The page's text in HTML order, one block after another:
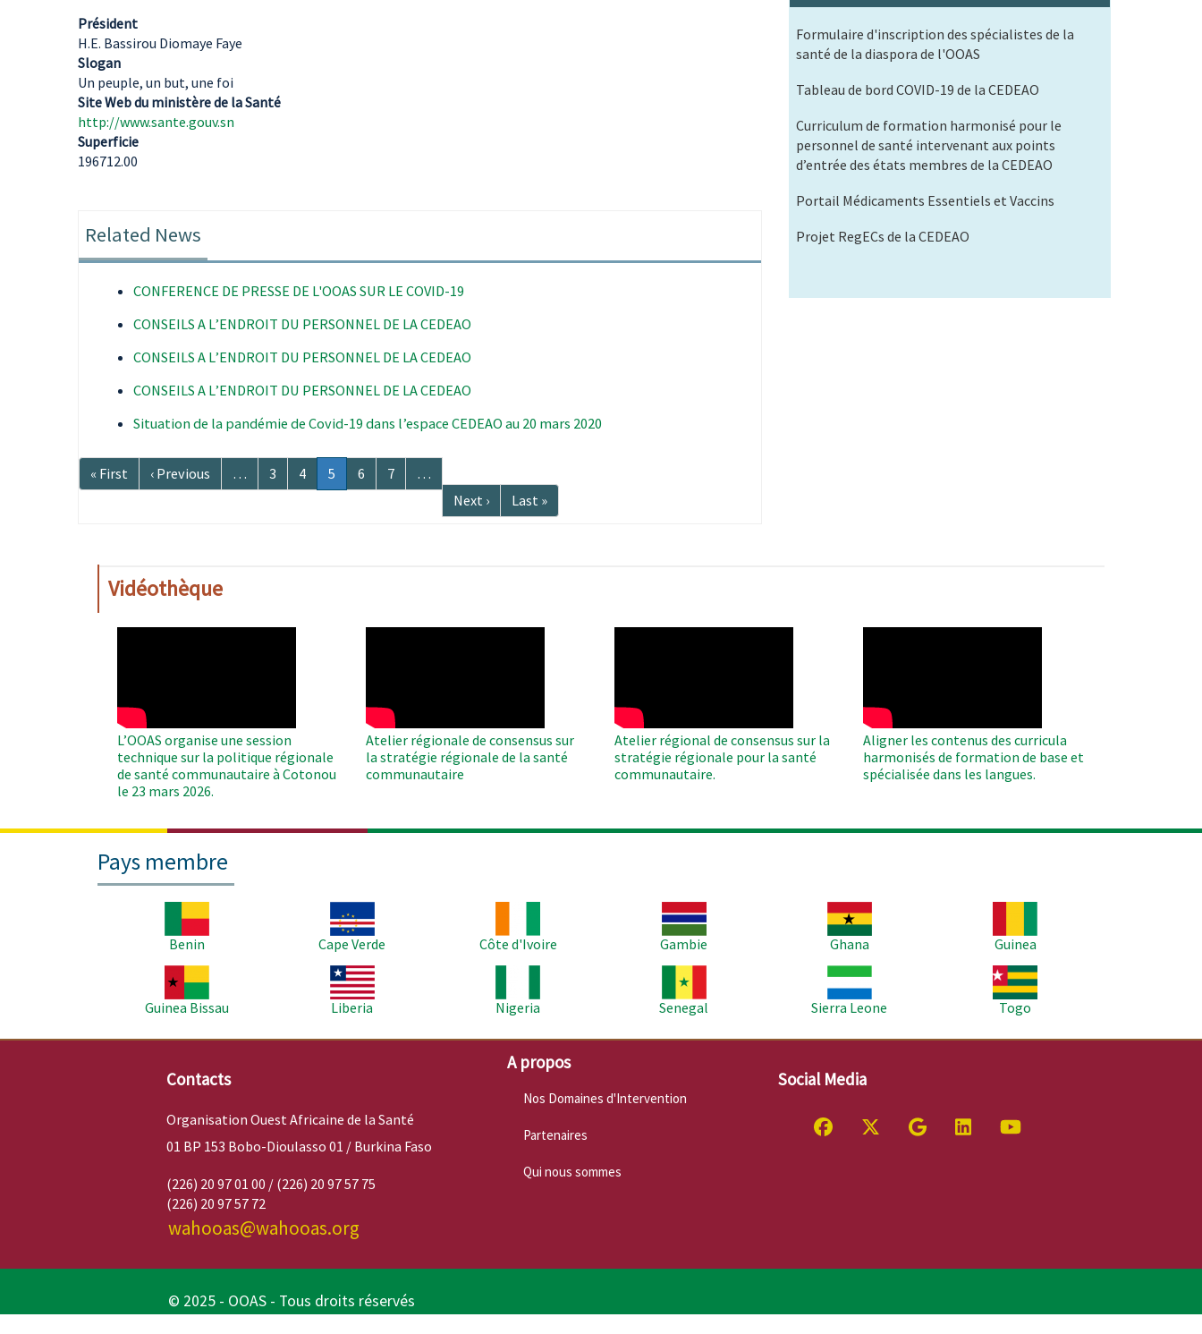
Président
H.E. Bassirou Diomaye Faye
Slogan
Un peuple, un but, une foi
Site Web du ministère de la Santé
http://www.sante.gouv.sn
Superficie
196712.00
Related News
CONFERENCE DE PRESSE DE L'OOAS SUR LE COVID-19
CONSEILS A L’ENDROIT DU PERSONNEL DE LA CEDEAO
CONSEILS A L’ENDROIT DU PERSONNEL DE LA CEDEAO
CONSEILS A L’ENDROIT DU PERSONNEL DE LA CEDEAO
Situation de la pandémie de Covid-19 dans l’espace CEDEAO au 20 mars 2020
Pagination
Première
page
« First
Page
précédente
‹ Previous … Page
3 Page
4
Page
courante
5 Page
6 Page
7
…
Page
suivante
Next ›
Dernière
page
Last »
Formulaire d'inscription des spécialistes de la
santé de la diaspora de l'OOAS
Tableau de bord COVID-19 de la CEDEAO
Curriculum de formation harmonisé pour le
personnel de santé intervenant aux points
d’entrée des états membres de la CEDEAO
Portail Médicaments Essentiels et Vaccins
Projet RegECs de la CEDEAO
Vidéothèque
L’OOAS organise une session
technique sur la politique régionale
de santé communautaire à Cotonou
le 23 mars 2026.
Atelier régionale de consensus sur
la stratégie régionale de la santé
communautaire
Atelier régional de consensus sur la
stratégie régionale pour la santé
communautaire.
Aligner les contenus des curricula
harmonisés de formation de base et
spécialisée dans les langues.
Pays membre
Benin
Cape Verde
Côte d'Ivoire
Gambie
Ghana
Guinea
Guinea Bissau
Liberia
Nigeria
Senegal
Sierra Leone
Togo
Contacts
Organisation Ouest Africaine de la Santé
01 BP 153 Bobo-Dioulasso 01 / Burkina Faso
(226) 20 97 01 00 / (226) 20 97 57 75
(226) 20 97 57 72
wahooas@wahooas.org
A propos
Nos Domaines d'Intervention
Partenaires
Qui nous sommes
Social Media
© 2025 - OOAS - Tous droits réservés